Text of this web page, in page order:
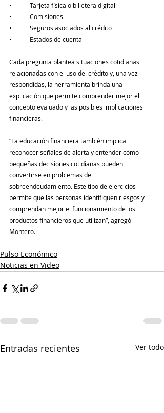
•	Tarjeta física o billetera digital
•	Comisiones
•	Seguros asociados al crédito
•	Estados de cuenta
Cada pregunta plantea situaciones cotidianas
relacionadas con el uso del crédito y, una vez
respondidas, la herramienta brinda una
explicación que permite comprender mejor el
concepto evaluado y las posibles implicaciones
financieras.
“La educación financiera también implica
reconocer señales de alerta y entender cómo
pequeñas decisiones cotidianas pueden
convertirse en problemas de
sobreendeudamiento. Este tipo de ejercicios
permite que las personas identifiquen riesgos y
comprendan mejor el funcionamiento de los
productos financieros que utilizan”, agregó
Montero.
Pulso Económico
Noticias en Video
Entradas recientes Ver todo